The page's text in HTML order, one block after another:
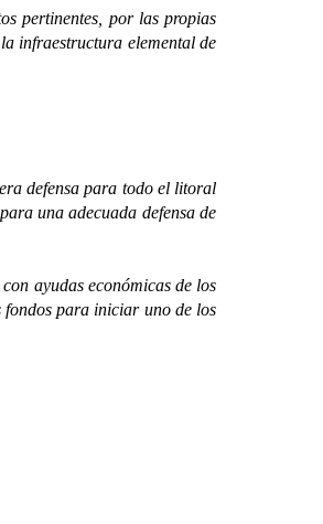
pertinentes, por las propias
infraestructura elemental de
defensa para todo el litoral
una adecuada defensa de
ayudas económicas de los
fondos para iniciar uno de los